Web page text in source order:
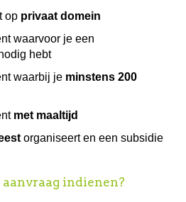
op privaat domein
waarvoor je een
hebt
waarbij je minstens 200
met maaltijd
organiseert en een subsidie
indienen?